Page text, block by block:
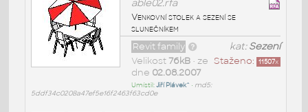
able02.rfa
Venkovní stolek a sezení se
slunečníkem
kat:Sezení
Revit family
Staženo: 11507x
Velikost 76kB• ze
dne 02.08.2007
Umístil:Jiří Plávek^ • md5:
5ddf34c0208a47ef5e16f2463f63cd0e